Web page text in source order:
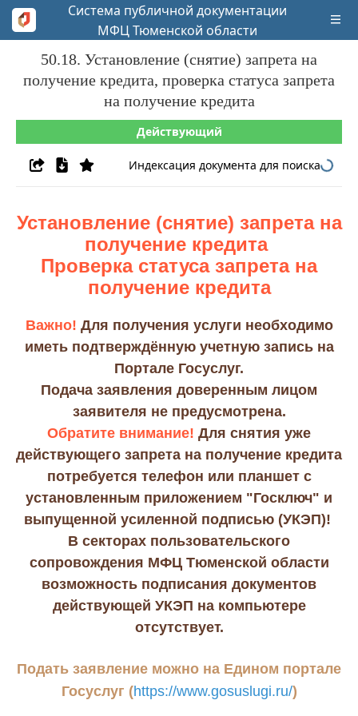
Система публичной документации
МФЦ Тюменской области
50.18. Установление (снятие) запрета на
получение кредита, проверка статуса запрета
на получение кредита
Действующий
Индексация документа для поиска
Установление (снятие) запрета на
получение кредита
Проверка статуса запрета на
получение кредита
Важно! Для получения услуги необходимо
иметь подтверждённую учетную запись на
Портале Госуслуг.
Подача заявления доверенным лицом
заявителя не предусмотрена.
Обратите внимание! Для снятия уже
действующего запрета на получение кредита
потребуется телефон или планшет с
установленным приложением "Госключ" и
выпущенной усиленной подписью (УКЭП)!
В секторах пользовательского
сопровождения МФЦ Тюменской области
возможность подписания документов
действующей УКЭП на компьютере
отсутствует.
Подать заявление можно на Едином портале
Госуслуг (https://www.gosuslugi.ru/)